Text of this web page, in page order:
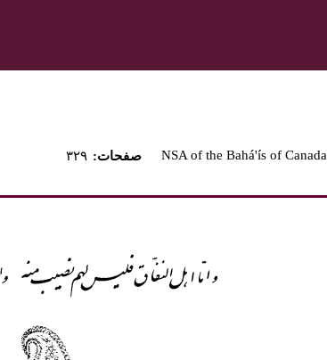
۳۲۹ :صفحات NSA of the Bahá'ís of Canada